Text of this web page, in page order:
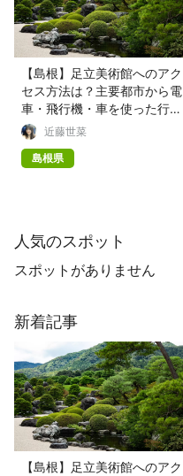
【島根】足立美術館へのアク
セス方法は？主要都市から電
車・飛行機・車を使った行き
方を解説！
近藤世菜
島根県
人気のスポット
スポットがありません
新着記事
【島根】足立美術館へのアク